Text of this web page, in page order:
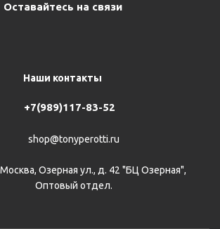
Оставайтесь на связи
Наши контакты
+7(989)117-83-52
shop@tonyperotti.ru
Озерная ул., д. 42 "БЦ Озерная",
Оптовый отдел.